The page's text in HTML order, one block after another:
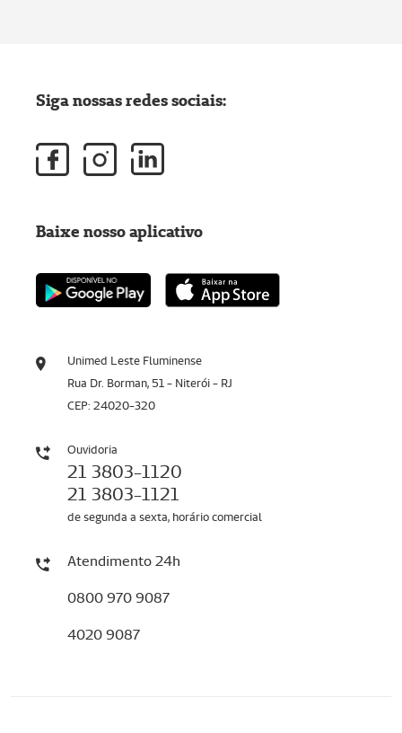
Unimed Leste Fluminense
Rua Dr. Borman, 51 - Niterói - RJ
CEP: 24020-320
Ouvidoria
21 3803-1120
21 3803-1121
de segunda a sexta, horário comercial
Atendimento 24h
0800 970 9087
4020 9087
Siga nossas redes sociais:
Baixe nosso aplicativo